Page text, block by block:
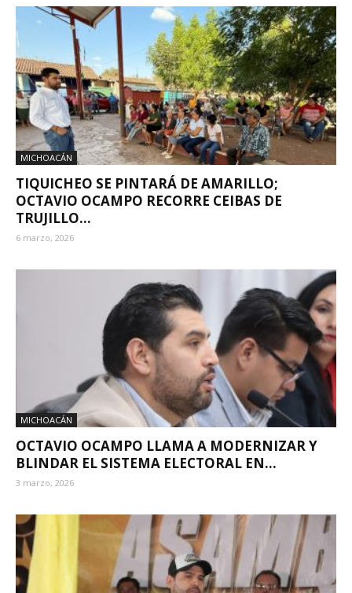
MICHOACÁN
TIQUICHEO SE PINTARÁ DE AMARILLO;
OCTAVIO OCAMPO RECORRE CEIBAS DE
TRUJILLO...
6 marzo, 2026
MICHOACÁN
OCTAVIO OCAMPO LLAMA A MODERNIZAR Y
BLINDAR EL SISTEMA ELECTORAL EN...
3 marzo, 2026